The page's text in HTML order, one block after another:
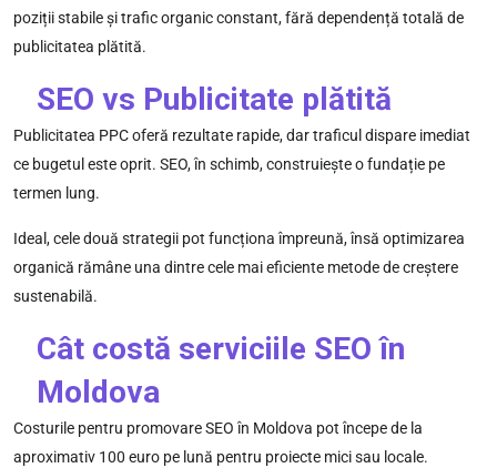
poziții stabile și trafic organic constant, fără dependență totală de
publicitatea plătită.
SEO vs Publicitate plătită
Publicitatea PPC oferă rezultate rapide, dar traficul dispare imediat
ce bugetul este oprit. SEO, în schimb, construiește o fundație pe
termen lung.
Ideal, cele două strategii pot funcționa împreună, însă optimizarea
organică rămâne una dintre cele mai eficiente metode de creștere
sustenabilă.
Cât costă serviciile SEO în
Moldova
Costurile pentru promovare SEO în Moldova pot începe de la
aproximativ 100 euro pe lună pentru proiecte mici sau locale.